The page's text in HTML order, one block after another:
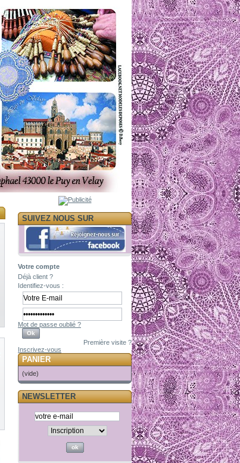
SUIVEZ NOUS SUR
Votre compte
Déjà client ?
Identifiez-vous :
Mot de passe oublié ?
Première visite ?
Inscrivez-vous
PANIER
(vide)
NEWSLETTER